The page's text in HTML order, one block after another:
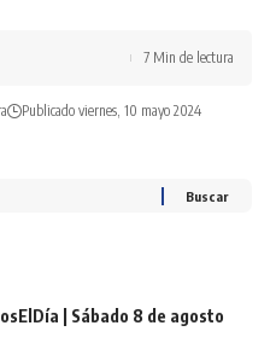
Publicado viernes, 10 mayo 2024
7 Min de lectura
| Sábado 8 de agosto